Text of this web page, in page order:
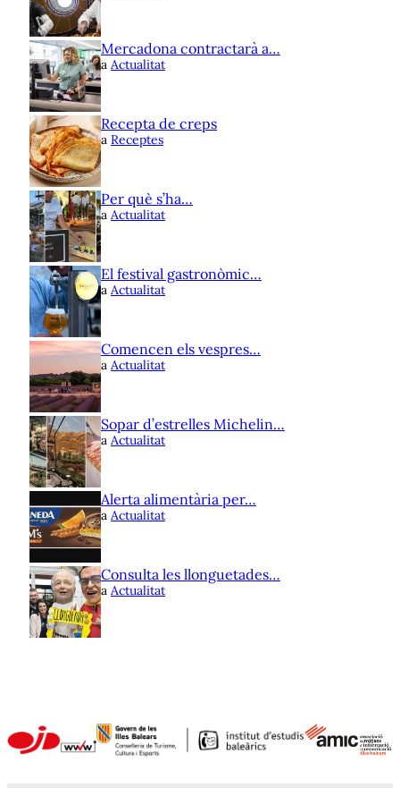
Mercadona contractarà a…
a Actualitat
Recepta de creps
a Receptes
Per què s’ha…
a Actualitat
El festival gastronòmic…
a Actualitat
Comencen els vespres…
a Actualitat
Sopar d’estrelles Michelin…
a Actualitat
Alerta alimentària per…
a Actualitat
Consulta les llonguetades…
a Actualitat